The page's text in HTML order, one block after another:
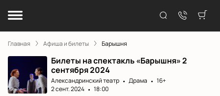
Главная Афиша и билеты Барышня
Билеты на спектакль «Барышня» 2
сентября 2024
Александринский театр Драма
16+
2 сент. 2024
18:00